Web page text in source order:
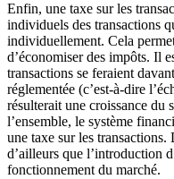
Enfin, une taxe sur les
individuels des transactions
individuellement. Cela
d’économiser des impôts. Il
transactions se feraient
réglementée (c’est-à-dire
résulterait une croissance du
l’ensemble, le système
une taxe sur les transactions.
d’ailleurs que l’introduction
fonctionnement du marché.